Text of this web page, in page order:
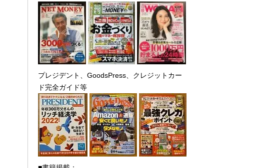
プレジデント、GoodsPress、クレジットカー
ド完全ガイド等